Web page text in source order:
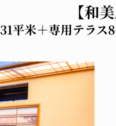
【和
31平米＋専用テラス